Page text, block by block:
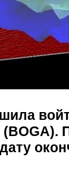
(BOGA).